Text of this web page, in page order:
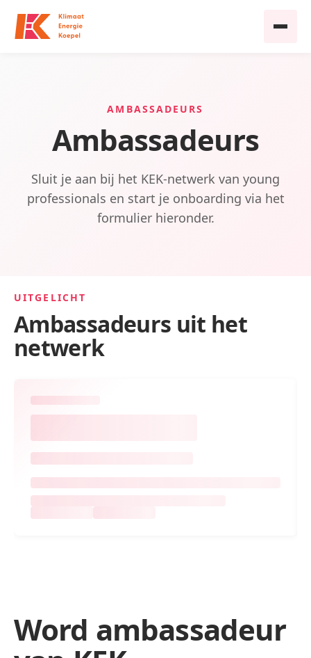
AMBASSADEURS
Ambassadeurs
Sluit je aan bij het KEK-netwerk van young
professionals en start je onboarding via het
formulier hieronder.
UITGELICHT
Ambassadeurs uit het
netwerk
Word ambassadeur